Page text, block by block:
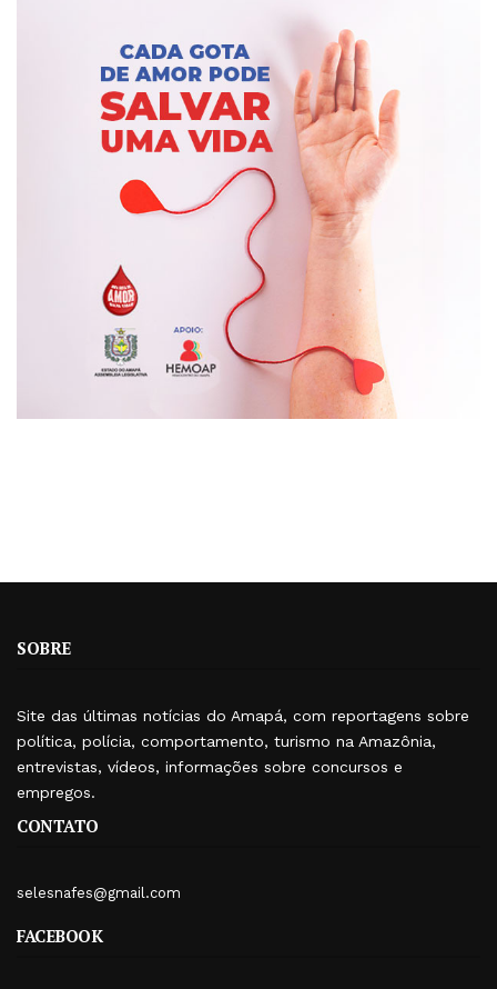
SOBRE
Site das últimas notícias do Amapá, com reportagens sobre
política, polícia, comportamento, turismo na Amazônia,
entrevistas, vídeos, informações sobre concursos e
empregos.
CONTATO
selesnafes@gmail.com
FACEBOOK